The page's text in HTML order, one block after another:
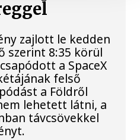
zajlott le kedden
szerint 8:35 körül
a SpaceX
felső
a Földről
lehetett látni, a
távcsövekkel